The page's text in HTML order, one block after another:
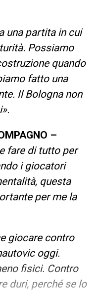
una partita in cui
Possiamo
quando
fatto una
Il Bologna non
–
fare di tutto per
i giocatori
questa
per me la
giocare contro
oggi.
fisici. Contro
duri, perché se lo